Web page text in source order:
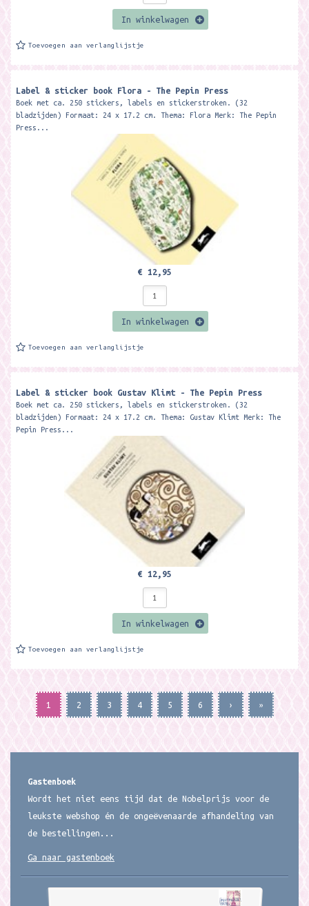
In winkelwagen
Toevoegen aan verlanglijstje
Label & sticker book Flora - The Pepin Press
Boek met ca. 250 stickers, labels en stickerstroken. (32
bladzijden) Formaat: 24 x 17.2 cm. Thema: Flora Merk: The Pepin
Press...
€ 12,95
In winkelwagen
Toevoegen aan verlanglijstje
Label & sticker book Gustav Klimt - The Pepin Press
Boek met ca. 250 stickers, labels en stickerstroken. (32
bladzijden) Formaat: 24 x 17.2 cm. Thema: Gustav Klimt Merk: The
Pepin Press...
€ 12,95
In winkelwagen
Toevoegen aan verlanglijstje
1 2 3 4 5 6 › »
Gastenboek
Wordt het niet eens tijd dat de Nobelprijs voor de
leukste webshop én de ongeëvenaarde afhandeling van
de bestellingen...
Ga naar gastenboek